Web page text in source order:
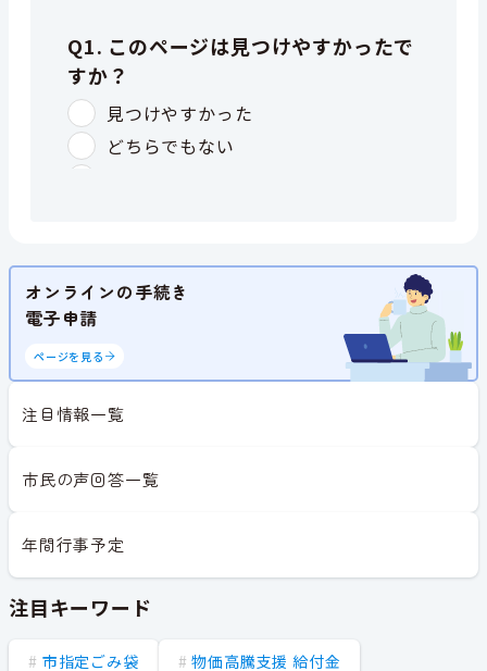
オンラインの手続き
電子申請
ページを見る
注目情報一覧
市民の声回答一覧
年間行事予定
注目キーワード
市指定ごみ袋 物価高騰支援 給付金